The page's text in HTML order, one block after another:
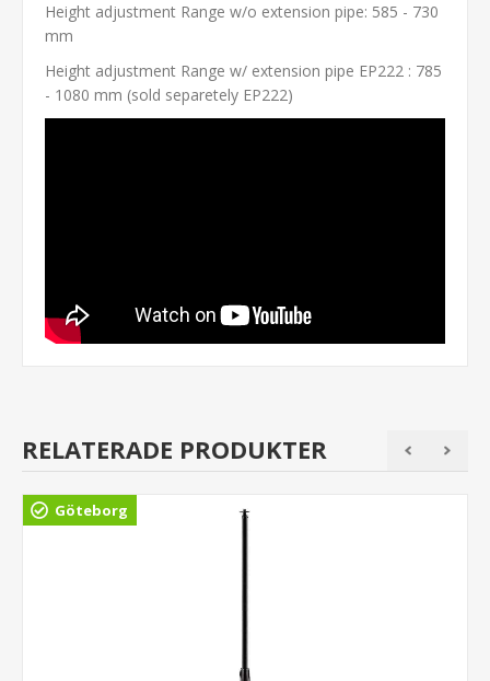
Height adjustment Range w/o extension pipe: 585 - 730
mm
Height adjustment Range w/ extension pipe EP222 : 785
- 1080 mm (sold separetely EP222)
RELATERADE PRODUKTER
Göteborg